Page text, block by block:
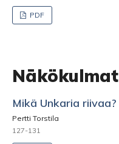
PDF
Näkökulmat
Mikä Unkaria riivaa?
Pertti Torstila
127-131